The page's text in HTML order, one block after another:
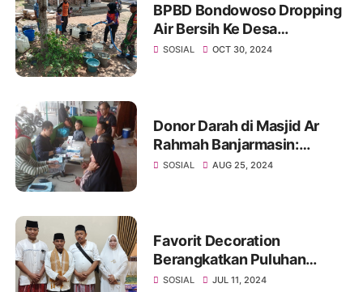
BPBD Bondowoso Dropping
Air Bersih Ke Desa
Terdampak Kekeringan
SOSIAL OCT 30, 2024
Donor Darah di Masjid Ar
Rahmah Banjarmasin:
Setetes Darah Selamatkan
SOSIAL AUG 25, 2024
Favorit Decoration
Berangkatkan Puluhan
Crewnya Ibadah Ketanah
SOSIAL JUL 11, 2024